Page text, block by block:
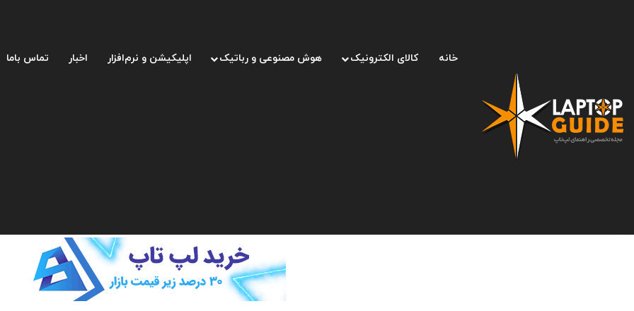
خانه کالای الکترونیک هوش مصنوعی و رباتیک اپلیکیشن و نرم‌افزار اخبار تماس باما